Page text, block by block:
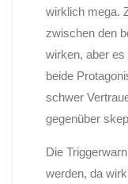
wirklich mega.
zwischen den
wirken, aber es
beide
schwer
gegenüber
Die
werden, da